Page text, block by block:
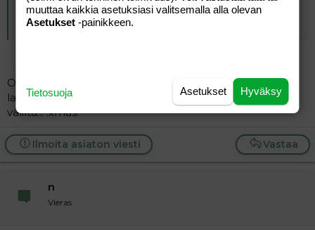
tuu porrii ni laitetaa sut pärekorrii ja veretää pitki pori
torrii..
:wave:
Oletkos Porista?? Millainen meno sielläpäin on? Paljon
lapsiperheitä, kriminaaleja :kieh: vanhuksia vai siltä ja
väliltä... :xmas:
Vastaa
Ilmoita asiaton viesti
n
Vieras
muuttaa kaikkia asetuksiasi valitsemalla alla olevan
Asetukset -painikkeen.
Hyväksy
Asetukset
Tietosuoja